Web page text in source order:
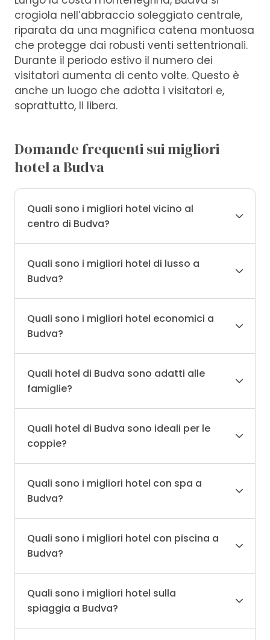
crogiola nell’abbraccio soleggiato centrale,
riparata da una magnifica catena montuosa
che protegge dai robusti venti settentrionali.
Durante il periodo estivo il numero dei
visitatori aumenta di cento volte. Questo è
anche un luogo che adotta i visitatori e,
soprattutto, li libera.
Domande frequenti sui migliori
hotel a Budva
Quali sono i migliori hotel vicino al
centro di Budva?
Quali sono i migliori hotel di lusso a
Budva?
Quali sono i migliori hotel economici a
Budva?
Quali hotel di Budva sono adatti alle
famiglie?
Quali hotel di Budva sono ideali per le
coppie?
Quali sono i migliori hotel con spa a
Budva?
Quali sono i migliori hotel con piscina a
Budva?
Quali sono i migliori hotel sulla
spiaggia a Budva?